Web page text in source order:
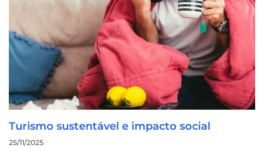
Turismo sustentável e impacto social
25/11/2025